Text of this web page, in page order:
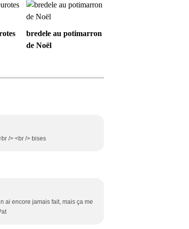
bredele au potimarron
de Noël
/> <br /> bises
ai encore jamais fait, mais ça me